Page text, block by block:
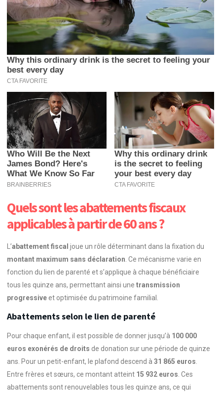
Quels sont les abattements fiscaux
applicables à partir de 60 ans ?
L’abattement fiscal joue un rôle déterminant dans la fixation du
montant maximum sans déclaration . Ce mécanisme varie en
fonction du lien de parenté et s’applique à chaque bénéficiaire
tous les quinze ans, permettant ainsi une transmission
progressiveet optimisée du patrimoine familial.
Abattements selon le lien de parenté
Pour chaque enfant, il est possible de donner jusqu’à 100 000
euros exonérés de droits de donation sur une période de quinze
ans. Pour un petit-enfant, le plafond descend à 31 865 euros
Entre frères et sœurs, ce montant atteint 15 932 euros . Ces
abattements sont renouvelables tous les quinze ans, ce qui